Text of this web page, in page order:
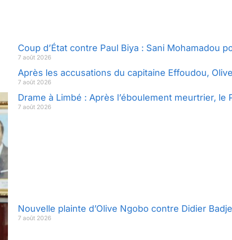
Coup d’État contre Paul Biya : Sani Mohamadou
7 août 2026
Après les accusations du capitaine Effoudou,
7 août 2026
Drame à Limbé : Après l’éboulement meurtrier,
7 août 2026
Nouvelle plainte d’Olive Ngobo contre Didier
7 août 2026